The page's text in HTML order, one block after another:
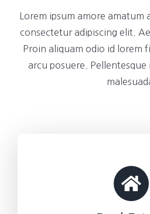
Lorem ipsum amore amatum
consectetur adipiscing elit.
Proin aliquam odio id lorem
arcu posuere. Pellentesque